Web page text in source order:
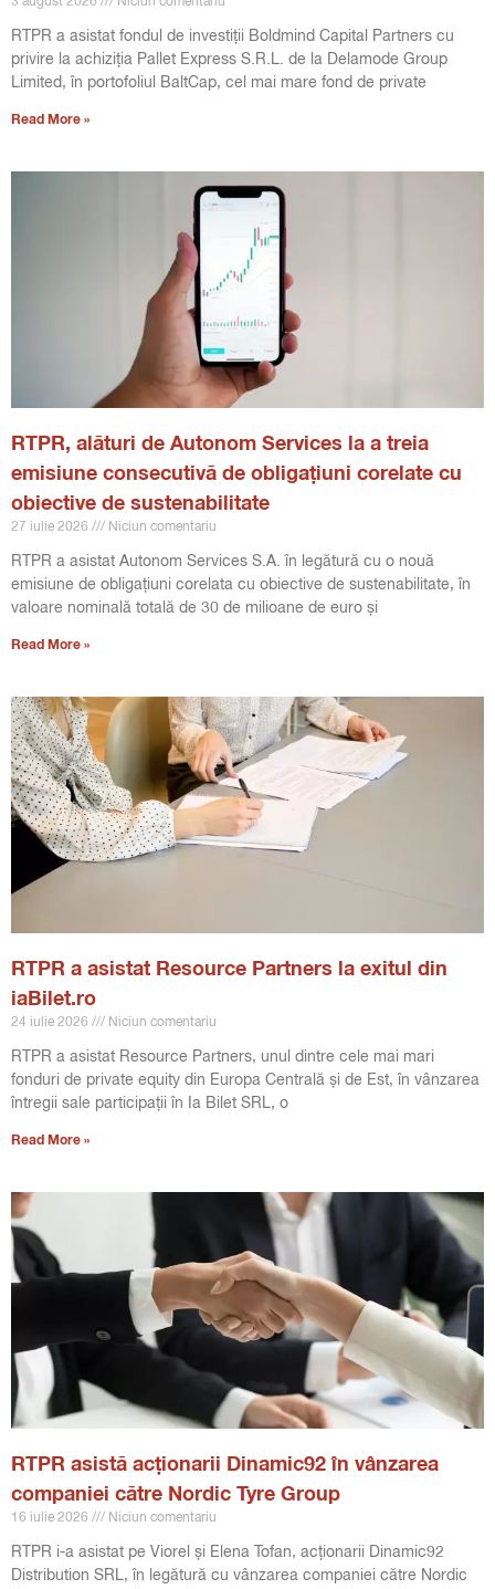
RTPR a asistat fondul de investiții Boldmind Capital Partners cu
privire la achiziția Pallet Express S.R.L. de la Delamode Group
Limited, în portofoliul BaltCap, cel mai mare fond de private
Read More »
RTPR, alături de Autonom Services la a treia
emisiune consecutivă de obligațiuni corelate cu
obiective de sustenabilitate
27 iulie 2026 Niciun comentariu
RTPR a asistat Autonom Services S.A. în legătură cu o nouă
emisiune de obligațiuni corelata cu obiective de sustenabilitate, în
valoare nominală totală de 30 de milioane de euro și
Read More »
RTPR a asistat Resource Partners la exitul din
iaBilet.ro
24 iulie 2026 Niciun comentariu
RTPR a asistat Resource Partners, unul dintre cele mai mari
fonduri de private equity din Europa Centrală și de Est, în vânzarea
întregii sale participații în Ia Bilet SRL, o
Read More »
RTPR asistă acționarii Dinamic92 în vânzarea
companiei către Nordic Tyre Group
16 iulie 2026 Niciun comentariu
RTPR i-a asistat pe Viorel și Elena Tofan, acționarii Dinamic92
Distribution SRL, în legătură cu vânzarea companiei către Nordic